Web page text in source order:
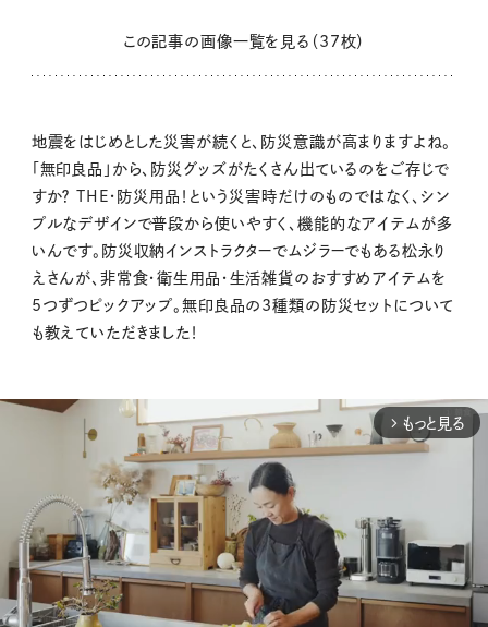
この記事の画像一覧を見る（37枚）
地震をはじめとした災害が続くと、防災意識が高まりますよね。
「無印良品」から、防災グッズがたくさん出ているのをご存じで
すか？ THE・防災用品！という災害時だけのものではなく、シン
プルなデザインで普段から使いやすく、機能的なアイテムが多
いんです。防災収納インストラクターでムジラーでもある松永り
えさんが、非常食・衛生用品・生活雑貨のおすすめアイテムを
5つずつピックアップ。無印良品の3種類の防災セットについて
も教えていただきました！
arrow_forward_ios もっと見る